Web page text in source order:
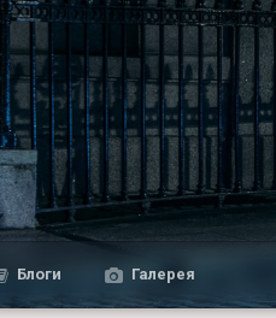
Блоги Галерея